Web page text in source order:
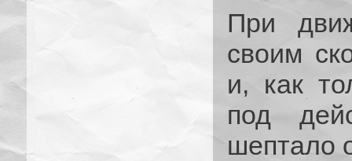
При
своим
и, как
под
шептало